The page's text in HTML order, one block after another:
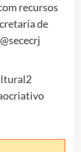
recursos
de